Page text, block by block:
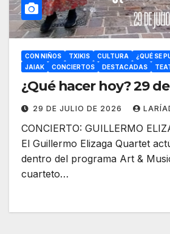
CON NIÑOS TXIKIS CULTURA
¿QUÉ SE
JAIAK
CONCIERTOS DESTACADAS
¿Qué hacer hoy? 29
29 DE JULIO DE 2026
CONCIERTO: GUILLERMO
El Guillermo Elizaga Quartet
dentro del programa Art &
cuarteto…